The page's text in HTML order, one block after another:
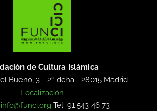
de Cultura Islámica
Bueno, 3 - 2º dcha -28015 Madrid
Localización
info@funci.org Tel: 91 543 46 73